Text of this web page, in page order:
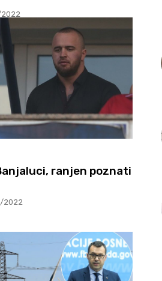
ranjen poznati
2022